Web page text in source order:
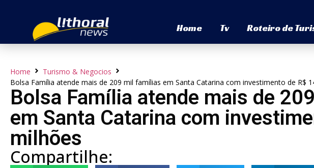
Home Tv Roteiro de
Home
Turismo & Negocios
Bolsa Família atende mais de 209 mil famílias em Santa Catarina com investimento de R$
Bolsa Família atende mais de
em Santa Catarina com
milhões
Compartilhe: